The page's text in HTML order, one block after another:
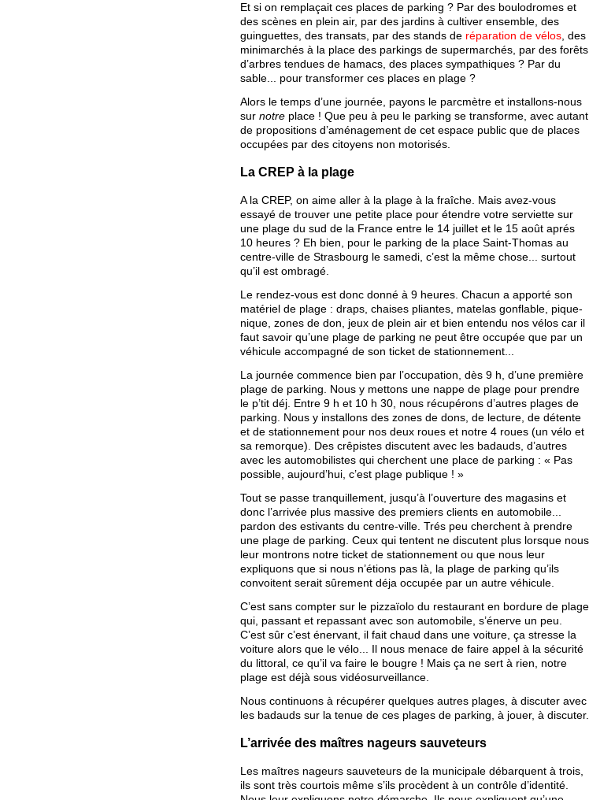
Et si on remplaçait ces places de parking ? Par des boulodromes et
des scènes en plein air, par des jardins à cultiver ensemble, des
guinguettes, des transats, par des stands de réparation de vélos , des
minimarchés à la place des parkings de supermarchés, par des forêts
d’arbres tendues de hamacs, des places sympathiques ? Par du
sable... pour transformer ces places en plage ?
Alors le temps d’une journée, payons le parcmètre et installons-nous
sur notre place ! Que peu à peu le parking se transforme, avec autant
de propositions d’aménagement de cet espace public que de places
occupées par des citoyens non motorisés.
La CREP à la plage
A la CREP, on aime aller à la plage à la fraîche. Mais avez-vous
essayé de trouver une petite place pour étendre votre serviette sur
une plage du sud de la France entre le 14 juillet et le 15 août aprés
10 heures ? Eh bien, pour le parking de la place Saint-Thomas au
centre-ville de Strasbourg le samedi, c’est la même chose... surtout
qu’il est ombragé.
Le rendez-vous est donc donné à 9 heures. Chacun a apporté son
matériel de plage : draps, chaises pliantes, matelas gonflable, pique-
nique, zones de don, jeux de plein air et bien entendu nos vélos car il
faut savoir qu’une plage de parking ne peut être occupée que par un
véhicule accompagné de son ticket de stationnement...
La journée commence bien par l’occupation, dès 9 h, d’une première
plage de parking. Nous y mettons une nappe de plage pour prendre
le p’tit déj. Entre 9 h et 10 h 30, nous récupérons d’autres plages de
parking. Nous y installons des zones de dons, de lecture, de détente
et de stationnement pour nos deux roues et notre 4 roues (un vélo et
sa remorque). Des crêpistes discutent avec les badauds, d’autres
avec les automobilistes qui cherchent une place de parking : « Pas
possible, aujourd’hui, c’est plage publique ! »
Tout se passe tranquillement, jusqu’à l’ouverture des magasins et
donc l’arrivée plus massive des premiers clients en automobile...
pardon des estivants du centre-ville. Trés peu cherchent à prendre
une plage de parking. Ceux qui tentent ne discutent plus lorsque nous
leur montrons notre ticket de stationnement ou que nous leur
expliquons que si nous n’étions pas là, la plage de parking qu’ils
convoitent serait sûrement déja occupée par un autre véhicule.
C’est sans compter sur le pizzaïolo du restaurant en bordure de plage
qui, passant et repassant avec son automobile, s’énerve un peu.
C’est sûr c’est énervant, il fait chaud dans une voiture, ça stresse la
voiture alors que le vélo... Il nous menace de faire appel à la sécurité
du littoral, ce qu’il va faire le bougre ! Mais ça ne sert à rien, notre
plage est déjà sous vidéosurveillance.
Nous continuons à récupérer quelques autres plages, à discuter avec
les badauds sur la tenue de ces plages de parking, à jouer, à discuter.
L’arrivée des maîtres nageurs sauveteurs
Les maîtres nageurs sauveteurs de la municipale débarquent à trois,
ils sont très courtois même s’ils procèdent à un contrôle d’identité.